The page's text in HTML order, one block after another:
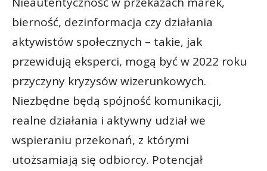
bierność, dezinformacja czy działania
aktywistów społecznych – takie, jak
przewidują eksperci, mogą być w 2022 roku
przyczyny kryzysów wizerunkowych.
Niezbędne będą spójność komunikacji,
realne działania i aktywny udział we
wspieraniu przekonań, z którymi
utożsamiają się odbiorcy. Potencjał